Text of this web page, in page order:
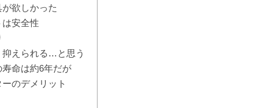
欲しかった
安全性
抑えられる…と思う
命は約6年だが
のデメリット